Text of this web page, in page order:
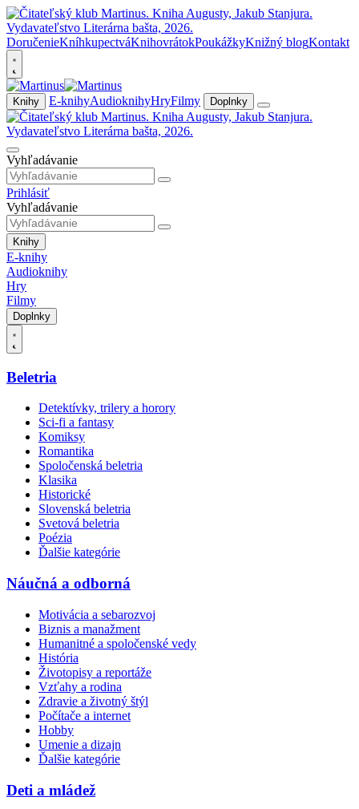
DoručenieKníhkupectváKnihovrátokPoukážkyKnižný blogKontakt
Knihy E-knihyAudioknihyHryFilmy Doplnky
Vyhľadávanie
Prihlásiť
Vyhľadávanie
Knihy
E-knihy
Audioknihy
Hry
Filmy
Doplnky
Beletria
Detektívky, trilery a horory
Sci-fi a fantasy
Komiksy
Romantika
Spoločenská beletria
Klasika
Historické
Slovenská beletria
Svetová beletria
Poézia
Ďalšie kategórie
Náučná a odborná
Motivácia a sebarozvoj
Biznis a manažment
Humanitné a spoločenské vedy
História
Životopisy a reportáže
Vzťahy a rodina
Zdravie a životný štýl
Počítače a internet
Hobby
Umenie a dizajn
Ďalšie kategórie
Deti a mládež